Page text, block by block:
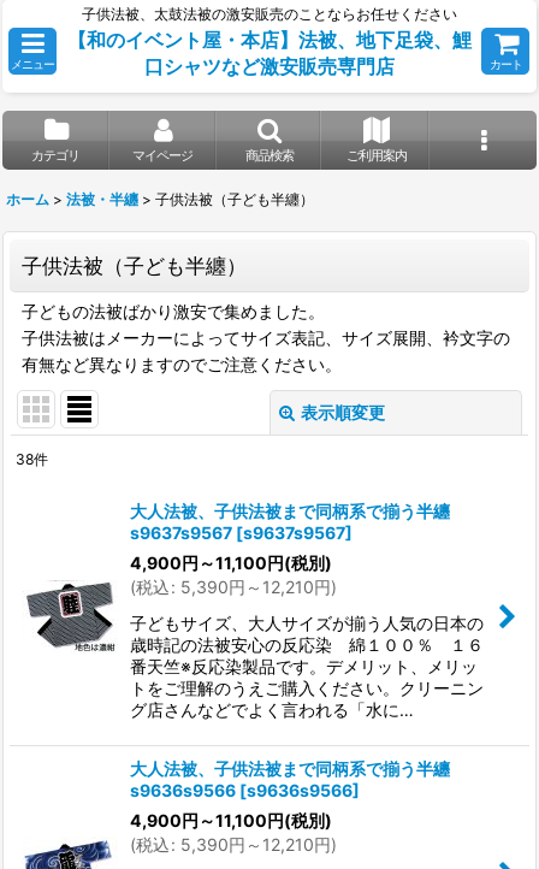
子供法被、太鼓法被の激安販売のことならお任せください
メニュー
【和のイベント屋・本店】法被、地下足袋、鯉
口シャツなど激安販売専門店
カート
カテゴリ マイページ 商品検索 ご利用案内
ホーム > 法被・半纏 > 子供法被（子ども半纏）
子供法被（子ども半纏）
子どもの法被ばかり激安で集めました。
子供法被はメーカーによってサイズ表記、サイズ展開、衿文字の
有無など異なりますのでご注意ください。
表示順変更
絞り込む
38件
大人法被、子供法被まで同柄系で揃う半纏
s9637s9567 [s9637s9567]
4,900円 ～11,100円(税別)
(税込: 5,390円 ～12,210円)
子どもサイズ、大人サイズが揃う人気の日本の
歳時記の法被安心の反応染 綿１００％ １６
番天竺※反応染製品です。デメリット、メリッ
トをご理解のうえご購入ください。クリーニン
グ店さんなどでよく言われる「水に…
大人法被、子供法被まで同柄系で揃う半纏
s9636s9566 [s9636s9566]
4,900円 ～11,100円(税別)
(税込: 5,390円 ～12,210円)